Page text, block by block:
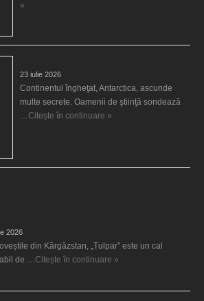
»
23 iulie 2026
Continentul îngheţat, Antarctica, ascunde
multe secrete. Oamenii de ştiinţă sondează
…Citește în continuare »
2026
din Kârgâzstan, „Tulpar” este un cal
de …Citește în continuare »